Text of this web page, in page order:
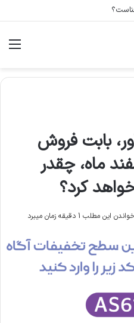
بابت فروش
از 15 اسفند ماه، چقدر
کرد؟
خواندن این مطلب 1 دقیقه زمان میبرد